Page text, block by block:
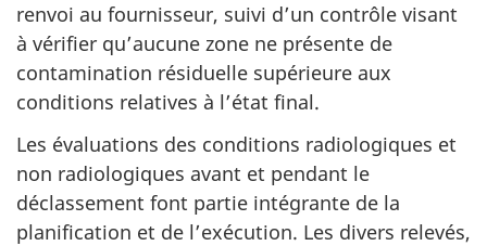
renvoi au fournisseur, suivi d’un contrôle visant
à vérifier qu’aucune zone ne présente de
contamination résiduelle supérieure aux
conditions relatives à l’état final.
Les évaluations des conditions radiologiques et
non radiologiques avant et pendant le
déclassement font partie intégrante de la
planification et de l’exécution. Les divers relevés,